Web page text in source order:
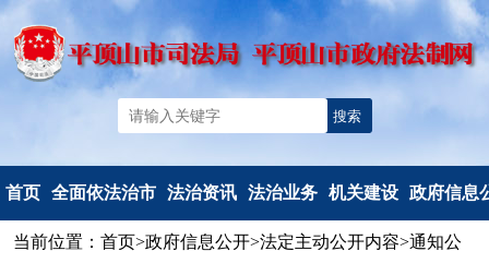
首页 全面依法治市 法治资讯 法治业务 机关建设 政府信息
当前位置： 首页>政府信息公开>法定主动公开内容>通知公